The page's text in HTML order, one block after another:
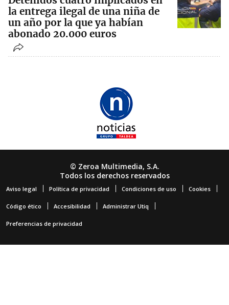
la entrega ilegal de una niña de
un año por la que ya habían
abonado 20.000 euros
© Zeroa Multimedia, S.A.
Todos los derechos reservados
Aviso legal Política de privacidad Condiciones de uso Cookies
Código ético Accesibilidad Administrar Utiq
Preferencias de privacidad